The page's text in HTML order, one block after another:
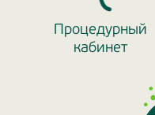
Процедурный
кабинет